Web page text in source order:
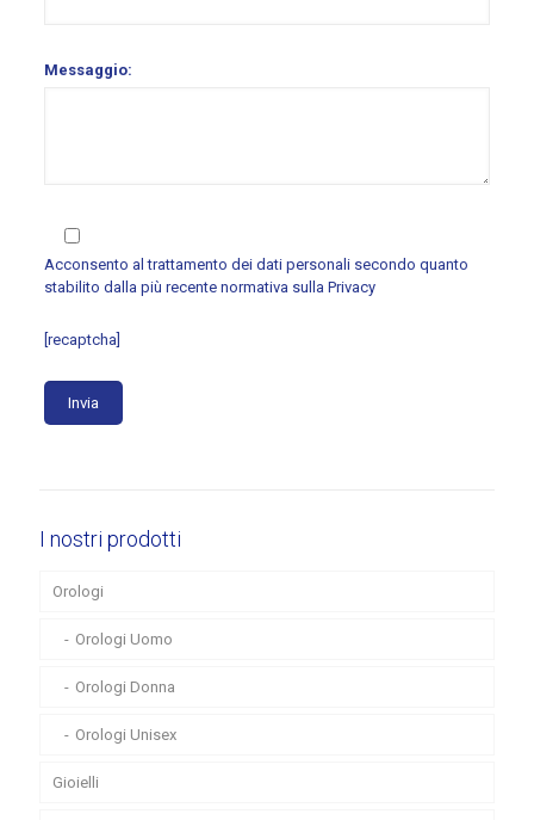
Messaggio:
Acconsento al trattamento dei dati personali secondo quanto
stabilito dalla più recente normativa sulla Privacy
[recaptcha]
I nostri prodotti
Orologi
Orologi Uomo
Orologi Donna
Orologi Unisex
Gioielli